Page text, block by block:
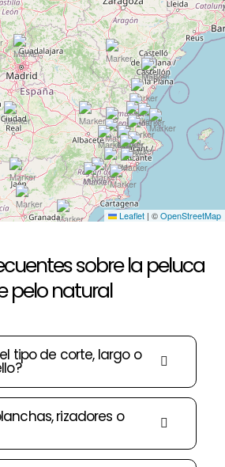
Leaflet | ©OpenStreetMap
sobre la peluca
pelo natural
tipo de corte, largo o
rizadores o